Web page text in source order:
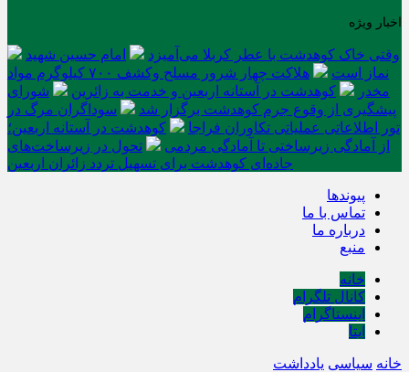
اخبار ویژه
وقتی خاک کوهدشت با عطر کربلا می‌آمیزد
امام حسین شهید
نماز است
هلاکت چهار شرور مسلح وکشف ۷۰۰ کیلوگرم مواد
مخدر
کوهدشت در آستانه اربعین و خدمت‌ به زائرین
شورای
پیشگیری از وقوع جرم کوهدشت برگزار شد
سوداگران مرگ در
تور اطلاعاتی عملیاتی تکاوران فراجا
کوهدشت در آستانه اربعین؛
از آمادگی زیرساختی تا آمادگی مردمی
تحول در زیرساخت‌های
جاده‌ای کوهدشت برای تسهیل تردد زائران اربعین
پیوندها
تماس با ما
درباره ما
منبع
خانه
کانال تلگرام
اینستاگرام
ایتا
خانه سیاسی یادداشت